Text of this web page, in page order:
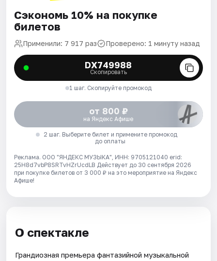
Сэкономь 10% на покупке
билетов
Применили: 7 917 раз Проверено: 1 минуту назад
DX749988
Скопировать
1 шаг. Скопируйте промокод
от 800 ₽
на Яндекс Афише
2 шаг. Выберите билет и примените промокод
до оплаты
Реклама. ООО "ЯНДЕКС МУЗЫКА", ИНН: 9705121040 erid:
25H8d7vbP8SRTvHZrUcdLB Действует до 30 сентября 2026
при покупке билетов от 3 000 ₽ на это мероприятие на Яндекс
Афише!
О спектакле
Грандиозная премьера фантазийной музыкальной